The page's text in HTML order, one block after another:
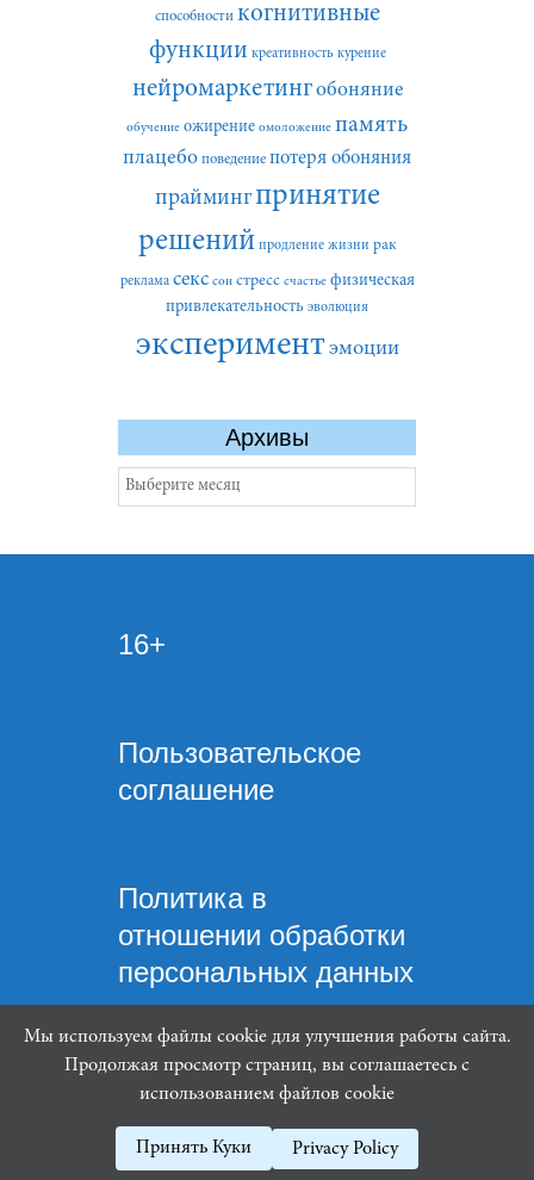
способности когнитивные
функции креативность курение
нейромаркетингобоняние
обучение ожирение омоложение память
плацебо поведение потеря обоняния
праймингпринятие
решений продление жизни рак
реклама секс сон стресс счастье физическая
привлекательность эволюция
экспериментэмоции
Архивы
Архивы
16+
Пользовательское
соглашение
Политика в
отношении обработки
персональных данных
Mindware Lab ©
Мы используем файлы cookie для улучшения работы сайта.
Продолжая просмотр страниц, вы соглашаетесь с
использованием файлов cookie
Принять Куки Privacy Policy